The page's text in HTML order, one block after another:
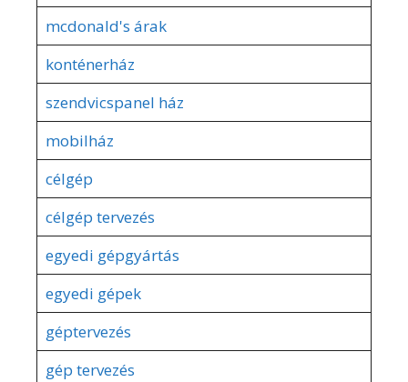
mcdonald's árak
konténerház
szendvicspanel ház
mobilház
célgép
célgép tervezés
egyedi gépgyártás
egyedi gépek
géptervezés
gép tervezés